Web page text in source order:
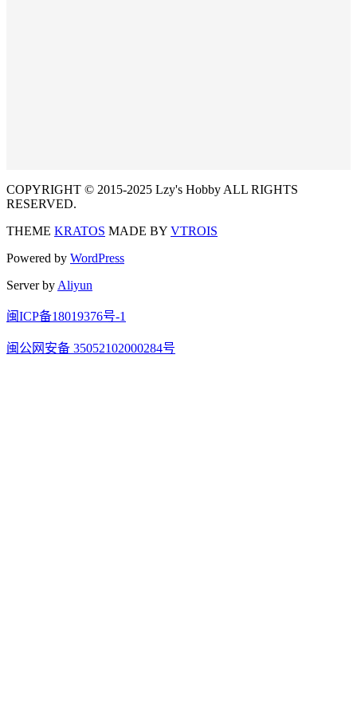
COPYRIGHT © 2015-2025 Lzy's Hobby ALL RIGHTS
RESERVED.
THEME KRATOS MADE BY VTROIS
Powered by WordPress
Server by Aliyun
闽ICP备18019376号-1
闽公网安备 35052102000284号